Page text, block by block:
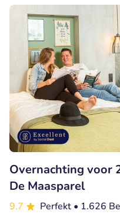
Overnachting voor
De Maasparel
9.7 Perfekt • 1.626